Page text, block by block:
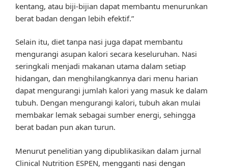
kentang, atau biji-bijian dapat membantu menurunkan
berat badan dengan lebih efektif.”
Selain itu, diet tanpa nasi juga dapat membantu
mengurangi asupan kalori secara keseluruhan. Nasi
seringkali menjadi makanan utama dalam setiap
hidangan, dan menghilangkannya dari menu harian
dapat mengurangi jumlah kalori yang masuk ke dalam
tubuh. Dengan mengurangi kalori, tubuh akan mulai
membakar lemak sebagai sumber energi, sehingga
berat badan pun akan turun.
Menurut penelitian yang dipublikasikan dalam jurnal
Clinical Nutrition ESPEN, mengganti nasi dengan